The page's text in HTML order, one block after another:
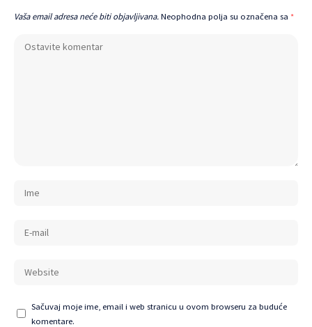
Vaša email adresa neće biti objavljivana. Neophodna polja su označena sa *
Sačuvaj moje ime, email i web stranicu u ovom browseru za buduće
komentare.